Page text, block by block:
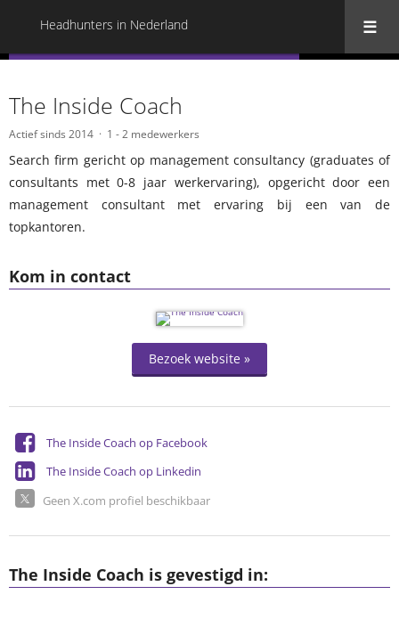
Headhunters in Nederland
Kom in contact
Bezoek website »
The Inside Coach op Facebook
The Inside Coach op Linkedin
Geen X.com profiel beschikbaar
The Inside Coach
Actief sinds 2014 1 - 2 medewerkers
Search firm gericht op management consultancy (graduates of
consultants met 0-8 jaar werkervaring), opgericht door een
management consultant met ervaring bij een van de
topkantoren.
The Inside Coach is gevestigd in: